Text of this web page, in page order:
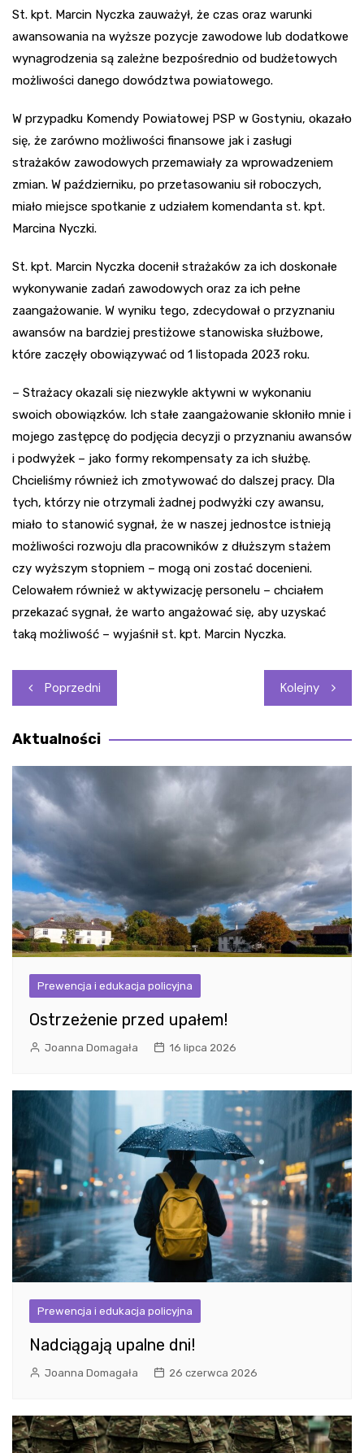
St. kpt. Marcin Nyczka zauważył, że czas oraz warunki
awansowania na wyższe pozycje zawodowe lub dodatkowe
wynagrodzenia są zależne bezpośrednio od budżetowych
możliwości danego dowództwa powiatowego.
W przypadku Komendy Powiatowej PSP w Gostyniu, okazało
się, że zarówno możliwości finansowe jak i zasługi
strażaków zawodowych przemawiały za wprowadzeniem
zmian. W październiku, po przetasowaniu sił roboczych,
miało miejsce spotkanie z udziałem komendanta st. kpt.
Marcina Nyczki.
St. kpt. Marcin Nyczka docenił strażaków za ich doskonałe
wykonywanie zadań zawodowych oraz za ich pełne
zaangażowanie. W wyniku tego, zdecydował o przyznaniu
awansów na bardziej prestiżowe stanowiska służbowe,
które zaczęły obowiązywać od 1 listopada 2023 roku.
– Strażacy okazali się niezwykle aktywni w wykonaniu
swoich obowiązków. Ich stałe zaangażowanie skłoniło mnie i
mojego zastępcę do podjęcia decyzji o przyznaniu awansów
i podwyżek – jako formy rekompensaty za ich służbę.
Chcieliśmy również ich zmotywować do dalszej pracy. Dla
tych, którzy nie otrzymali żadnej podwyżki czy awansu,
miało to stanowić sygnał, że w naszej jednostce istnieją
możliwości rozwoju dla pracowników z dłuższym stażem
czy wyższym stopniem – mogą oni zostać docenieni.
Celowałem również w aktywizację personelu – chciałem
przekazać sygnał, że warto angażować się, aby uzyskać
taką możliwość – wyjaśnił st. kpt. Marcin Nyczka.
Nawigacja
wpisu
Poprzedni Kolejny
Aktualności
Prewencja i edukacja policyjna
Ostrzeżenie przed upałem!
Joanna Domagała 16 lipca 2026
Prewencja i edukacja policyjna
Nadciągają upalne dni!
Joanna Domagała 26 czerwca 2026